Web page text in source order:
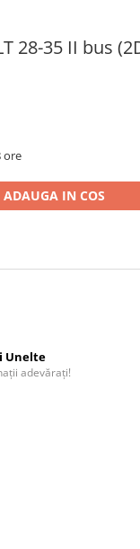
28-35 II bus
ore
ADAUGA IN COS
Unelte
adevărați!